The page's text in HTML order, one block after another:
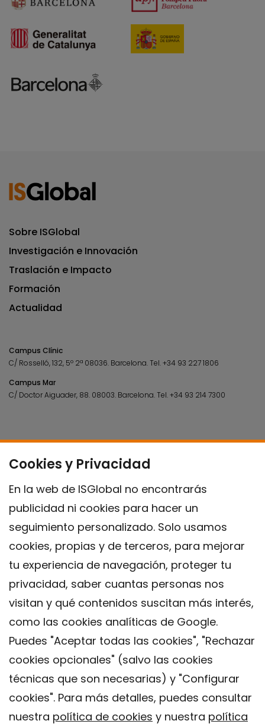
Cookies y Privacidad
En la web de ISGlobal no encontrarás
publicidad ni cookies para hacer un
seguimiento personalizado. Solo usamos
cookies, propias y de terceros, para mejorar
tu experiencia de navegación, proteger tu
privacidad, saber cuantas personas nos
visitan y qué contenidos suscitan más interés,
como las cookies analíticas de Google.
Puedes "Aceptar todas las cookies", "Rechazar
cookies opcionales" (salvo las cookies
técnicas que son necesarias) y "Configurar
cookies". Para más detalles, puedes consultar
nuestra política de cookies y nuestra política
Sobre ISGlobal
Investigación e Innovación
Traslación e Impacto
Formación
Actualidad
Campus Clínic
C/ Rosselló, 132, 5º 2ª 08036. Barcelona.Tel.+34 93 227 1806
Campus Mar
C/ Doctor Aiguader, 88. 08003. Barcelona.Tel.+34 93 214 7300
Contacto